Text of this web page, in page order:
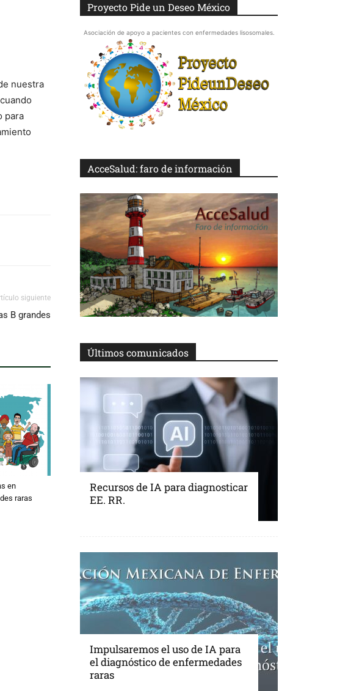
nuestra
para
siguiente
B grandes
en
raras
Proyecto Pide un Deseo México
Asociación de apoyo a pacientes con enfermedades lisosomales.
AcceSalud: faro de información
Últimos comunicados
Recursos de IA para diagnosticar
EE. RR.
Impulsaremos el uso de IA para
el diagnóstico de enfermedades
raras